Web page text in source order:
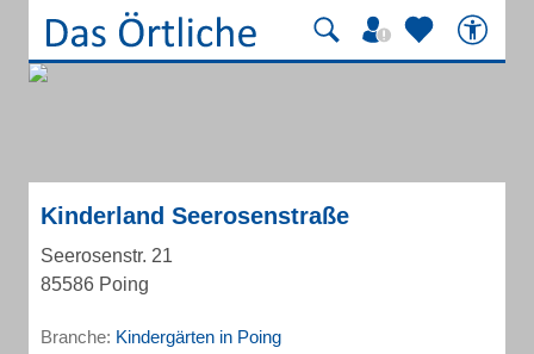
Kinderland Seerosenstraße
Seerosenstr. 21
85586 Poing
Branche: Kindergärten in Poing